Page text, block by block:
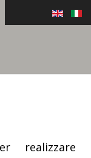
realizzare